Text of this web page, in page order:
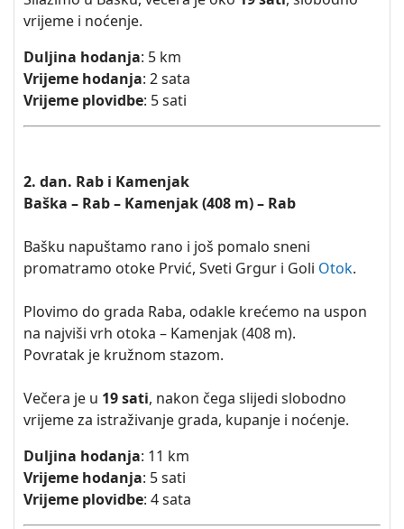
vrijeme i noćenje.
Duljina hodanja: 5 km
Vrijeme hodanja: 2 sata
Vrijeme plovidbe: 5 sati
2. dan. Rab i Kamenjak
Baška – Rab – Kamenjak (408 m) – Rab
Bašku napuštamo rano i još pomalo sneni
promatramo otoke Prvić, Sveti Grgur i Goli Otok.
Plovimo do grada Raba, odakle krećemo na uspon
na najviši vrh otoka – Kamenjak (408 m).
Povratak je kružnom stazom.
Večera je u 19 sati, nakon čega slijedi slobodno
vrijeme za istraživanje grada, kupanje i noćenje.
Duljina hodanja: 11 km
Vrijeme hodanja: 5 sati
Vrijeme plovidbe: 4 sata